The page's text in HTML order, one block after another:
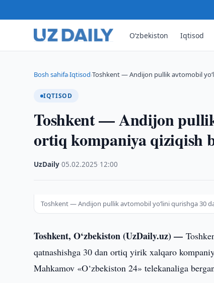
O‘zbekiston Iqtisod
Bosh sahifa›Iqtisod›Toshkent — Andijon pullik avtomobil
IQTISOD
Toshkent — Andijon
ortiq kompaniya qiziqish
UzDaily ·05.02.2025 12:00
Toshkent — Andijon pullik avtomobil yo‘lini qurishga 30
Toshkent, O‘zbekiston (UzDaily.uz) —
qatnashishga 30 dan ortiq yirik xalqaro
Mahkamov «O‘zbekiston 24» telekanaliga